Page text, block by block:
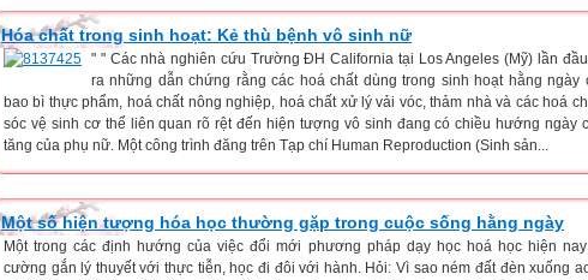
Hóa chất trong sinh hoạt: Kẻ thù bệnh vô sinh nữ
" " Các nhà nghiên cứu Trường ĐH California tại Los Angeles (Mỹ) lần
ra những dẫn chứng rằng các hoá chất dùng trong sinh hoạt hằng ngày
bao bì thực phẩm, hoá chất nông nghiệp, hoá chất xử lý vải vóc, thảm nhà và các hoá
sóc vệ sinh cơ thể liên quan rõ rệt đến hiện tượng vô sinh đang có chiều hướng ngày
tăng của phụ nữ. Một công trình đăng trên Tạp chí Human Reproduction (Sinh sản...
Một số hiện tượng hóa học thường gặp trong cuộc sống hằng ngày
Một trong các định hướng của việc đổi mới phương pháp dạy học hoá học hiện
cường gắn lý thuyết với thực tiễn, học đi đôi với hành. Hỏi: Vì sao ném đất đèn xuống